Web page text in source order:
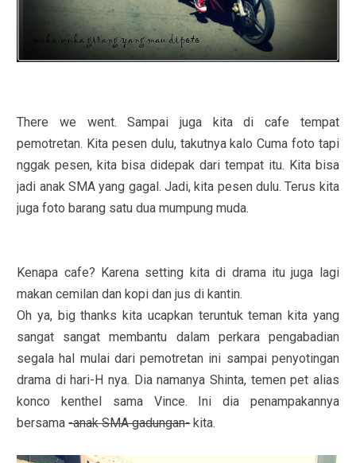
There we went. Sampai juga kita di cafe tempat
pemotretan. Kita pesen dulu, takutnya kalo Cuma foto tapi
nggak pesen, kita bisa didepak dari tempat itu. Kita bisa
jadi anak SMA yang gagal. Jadi, kita pesen dulu. Terus kita
juga foto barang satu dua mumpung muda.
Kenapa cafe? Karena setting kita di drama itu juga lagi
makan cemilan dan kopi dan jus di kantin.
Oh ya, big thanks kita ucapkan teruntuk teman kita yang
sangat sangat membantu dalam perkara pengabadian
segala hal mulai dari pemotretan ini sampai penyotingan
drama di hari-H nya. Dia namanya Shinta, temen pet alias
konco kenthel sama Vince. Ini dia penampakannya
bersama-anak SMA gadungan-kita.